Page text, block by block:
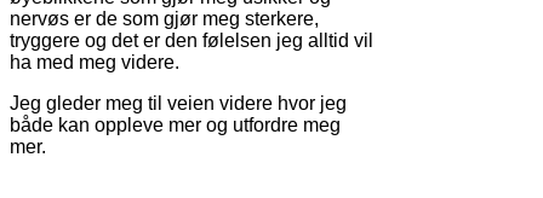
nervøs er de som gjør meg sterkere,
tryggere og det er den følelsen jeg alltid vil
ha med meg videre.
Jeg gleder meg til veien videre hvor jeg
både kan oppleve mer og utfordre meg
mer.